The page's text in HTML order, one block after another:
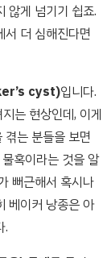
않게 넘기기 쉽죠.
서 더 심해진다면
cyst)입니다.
는 현상인데, 이게
겪는 분들을 보면
혹이라는 것을 알
뻐근해서 혹시나
베이커 낭종은 아
.